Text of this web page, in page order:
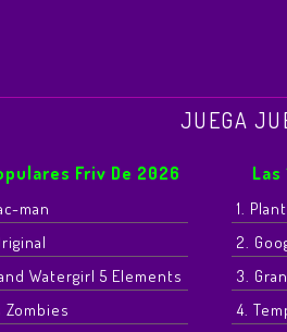
JUEGA
Friv De 2026
man
Watergirl 5 Elements
Zombies
Las
1.
2.
3.
4.